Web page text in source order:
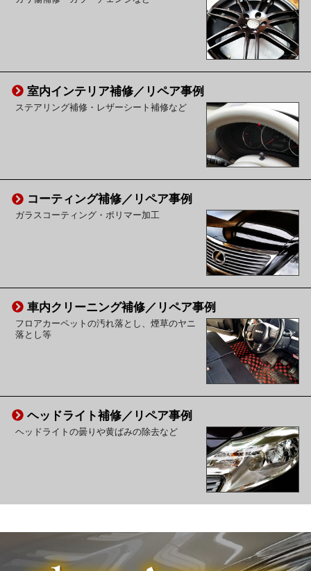
室内インテリア補修／リペア事例
ステアリング補修・レザーシート補修など
コーティング補修／リペア事例
ガラスコーティング・ポリマー加工
車内クリーニング補修／リペア事例
フロアカーペットの汚れ落とし、煙草のヤニ
落とし等
ヘッドライト補修／リペア事例
ヘッドライトの曇りや黄ばみの除去など